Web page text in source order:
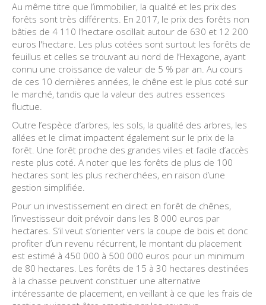
Au même titre que l’immobilier, la qualité et les prix des
forêts sont très différents. En 2017, le prix des forêts non
bâties de 4 110 l'hectare oscillait autour de 630 et 12 200
euros l'hectare. Les plus cotées sont surtout les forêts de
feuillus et celles se trouvant au nord de l’Hexagone, ayant
connu une croissance de valeur de 5 % par an. Au cours
de ces 10 dernières années, le chêne est le plus coté sur
le marché, tandis que la valeur des autres essences
fluctue.
Outre l’espèce d’arbres, les sols, la qualité des arbres, les
allées et le climat impactent également sur le prix de la
forêt. Une forêt proche des grandes villes et facile d’accès
reste plus coté. A noter que les forêts de plus de 100
hectares sont les plus recherchées, en raison d’une
gestion simplifiée.
Pour un investissement en direct en forêt de chênes,
l’investisseur doit prévoir dans les 8 000 euros par
hectares. S’il veut s’orienter vers la coupe de bois et donc
profiter d’un revenu récurrent, le montant du placement
est estimé à 450 000 à 500 000 euros pour un minimum
de 80 hectares. Les forêts de 15 à 30 hectares destinées
à la chasse peuvent constituer une alternative
intéressante de placement, en veillant à ce que les frais de